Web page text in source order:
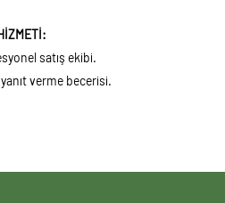
satış ekibi.
verme becerisi.